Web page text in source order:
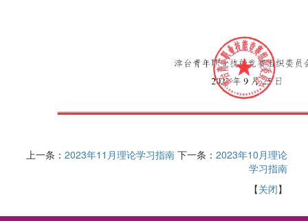
上一条： 2023年11月理论学习指南 下一条： 2023年10月理论
学习指南
【关闭】